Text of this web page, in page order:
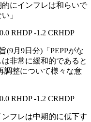
にインフレは和らいで
」
RHDP -1.2 CRHDP
(9月9日分)「PEPPがな
非常に緩和的であると
調整について様々な意
RHDP -1.2 CRHDP
フレは中期的に低下す